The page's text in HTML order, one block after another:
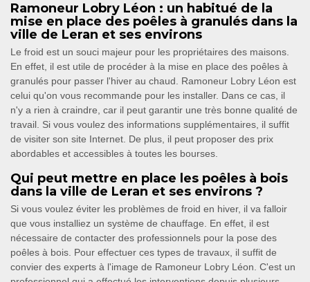
Ramoneur Lobry Léon : un habitué de la
mise en place des poêles à granulés dans la
ville de Leran et ses environs
Le froid est un souci majeur pour les propriétaires des maisons.
En effet, il est utile de procéder à la mise en place des poêles à
granulés pour passer l'hiver au chaud. Ramoneur Lobry Léon est
celui qu'on vous recommande pour les installer. Dans ce cas, il
n'y a rien à craindre, car il peut garantir une très bonne qualité de
travail. Si vous voulez des informations supplémentaires, il suffit
de visiter son site Internet. De plus, il peut proposer des prix
abordables et accessibles à toutes les bourses.
Qui peut mettre en place les poêles à bois
dans la ville de Leran et ses environs ?
Si vous voulez éviter les problèmes de froid en hiver, il va falloir
que vous installiez un système de chauffage. En effet, il est
nécessaire de contacter des professionnels pour la pose des
poêles à bois. Pour effectuer ces types de travaux, il suffit de
convier des experts à l'image de Ramoneur Lobry Léon. C'est un